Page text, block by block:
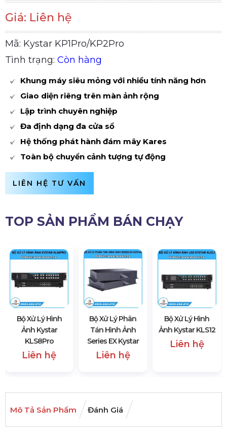
Giá: Liên hệ
Mã: Kystar KP1Pro/KP2Pro
Tình trạng: Còn hàng
Khung máy siêu mỏng với nhiều tính năng hơn
Giao diện riêng trên màn ảnh rộng
Lập trình chuyên nghiệp
Đa định dạng đa cửa sổ
Hệ thống phát hành đám mây Kares
Toàn bộ chuyển cảnh tượng tự động
LIÊN HỆ TƯ VẤN
TOP SẢN PHẨM BÁN CHẠY
Bộ Xử Lý Hình
Ảnh Kystar
KLS8Pro
Liên hệ
Bộ Xử Lý Phân
Tán Hình Ảnh
Series EX Kystar
Liên hệ
Bộ Xử Lý Hình
Ảnh Kystar KLS12
Liên hệ
Mô Tả Sản Phẩm Đánh Giá